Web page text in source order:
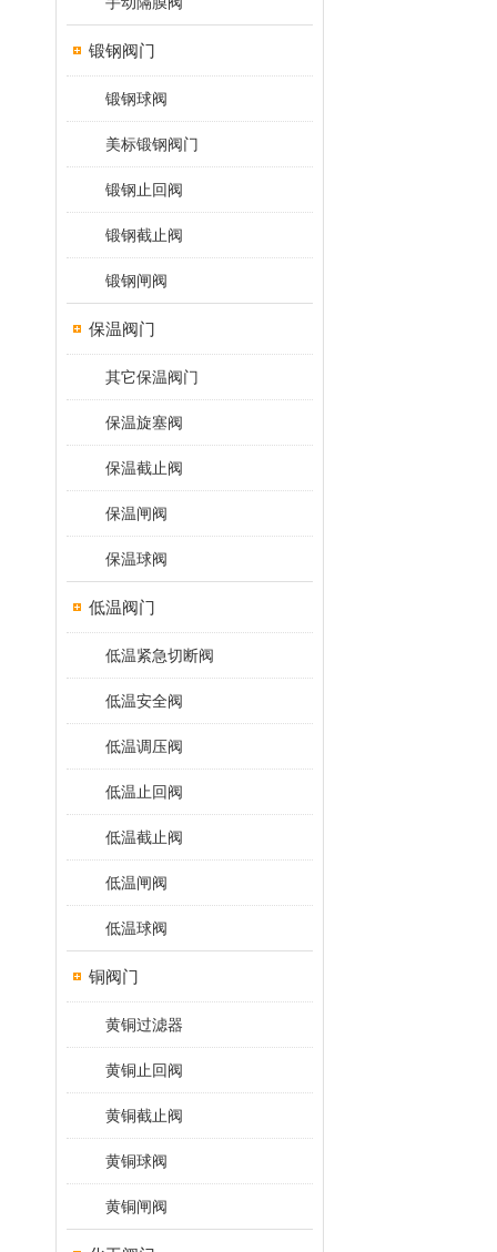
锻钢阀门
锻钢球阀
美标锻钢阀门
锻钢止回阀
锻钢截止阀
锻钢闸阀
保温阀门
其它保温阀门
保温旋塞阀
保温截止阀
保温闸阀
保温球阀
低温阀门
低温紧急切断阀
低温安全阀
低温调压阀
低温止回阀
低温截止阀
低温闸阀
低温球阀
铜阀门
黄铜过滤器
黄铜止回阀
黄铜截止阀
黄铜球阀
黄铜闸阀